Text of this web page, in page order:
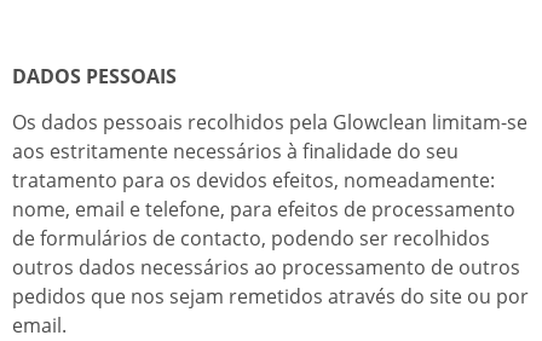
DADOS PESSOAIS
Os dados pessoais recolhidos pela Glowclean limitam-se
aos estritamente necessários à finalidade do seu
tratamento para os devidos efeitos, nomeadamente:
nome, email e telefone, para efeitos de processamento
de formulários de contacto, podendo ser recolhidos
outros dados necessários ao processamento de outros
pedidos que nos sejam remetidos através do site ou por
email.